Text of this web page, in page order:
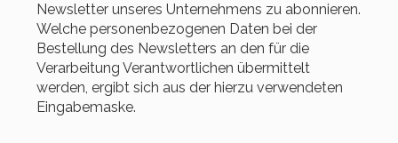
Newsletter unseres Unternehmens zu abonnieren.
Welche personenbezogenen Daten bei der
Bestellung des Newsletters an den für die
Verarbeitung Verantwortlichen übermittelt
werden, ergibt sich aus der hierzu verwendeten
Eingabemaske.